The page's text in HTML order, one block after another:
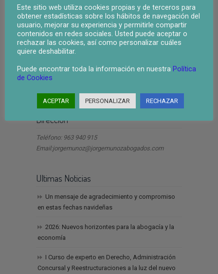
Dirección
Teléfono: 963 940 915
Email:jorgemunoz@jorgemunozabogados.com
Ultimas Noticias
Un mensaje de agradecimiento y compromiso
en estas fechas navideñas
2026: Nuevos horizontes para la abogacía y la
economía
I Curso de experto en Derecho, Administración
Concursal y Reestructuraciones a la luz del nuevo
Este sitio web utiliza cookies propias y de terceros para
obtener estadísticas sobre los hábitos de navegación del
usuario, mejorar su experiencia y permitirle compartir
contenidos en redes sociales. Usted puede aceptar o
rechazar las cookies, así como personalizar cuáles
quiere deshabilitar.
Puede encontrar toda la información en nuestra Política
de Cookies
ACEPTAR PERSONALIZAR RECHAZAR